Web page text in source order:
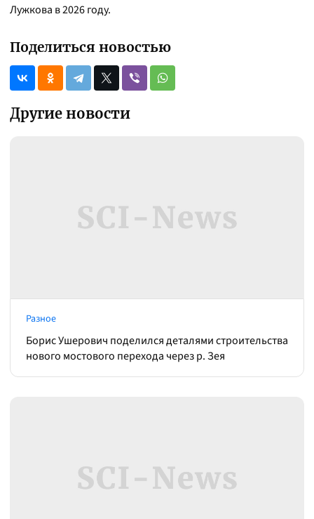
Лужкова в 2026 году.
Поделиться новостью
Другие новости
Разное
Борис Ушерович поделился деталями строительства
нового мостового перехода через р. Зея